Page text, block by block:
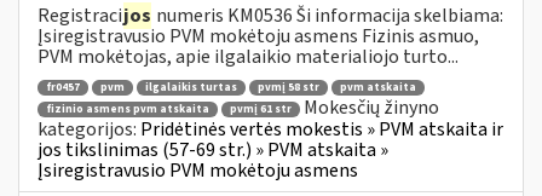
Registracijos numeris KM0536 Ši informacija skelbiama:
Įsiregistravusio PVM mokėtoju asmens Fizinis asmuo,
PVM mokėtojas, apie ilgalaikio materialiojo turto...
fr0457 pvm ilgalaikis turtas pvmį 58 str
pvm atskaita
fizinio asmens pvm atskaita
pvmį 61 str
Mokesčių žinyno
kategorijos: Pridėtinės vertės mokestis » PVM atskaita ir
jos tikslinimas (57-69 str.) » PVM atskaita »
Įsiregistravusio PVM mokėtoju asmens